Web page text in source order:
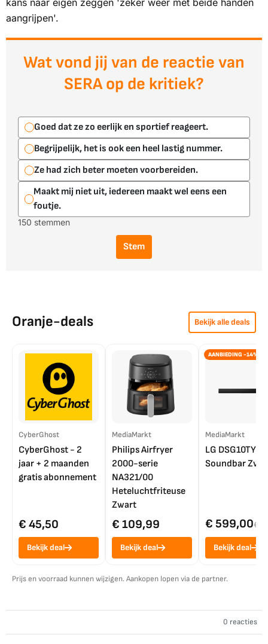
kans naar eigen zeggen 'zeker weer met beide handen
aangrijpen'.
Wat vond jij van de reactie van
SERA op de kritiek?
Goed dat ze zo eerlijk en sportief reageert.
Begrijpelijk, het is ook een heel lastig nummer.
Ze had zich beter moeten voorbereiden.
Maakt mij niet uit, iedereen maakt wel eens een
foutje.
150 stemmen
Stem
Oranje-deals Bekijk alle deals
CyberGhost
CyberGhost - 2
jaar + 2 maanden
gratis abonnement
€ 45,50
Bekijk deal
MediaMarkt
Philips Airfryer
2000-serie
NA321/00
Heteluchtfriteuse
Zwart
€ 109,99
Bekijk deal
AANBIEDING -14%
MediaMarkt
LG DSG10TY
Soundbar
€ 599,00€
Bekijk deal
Prijs en voorraad kunnen wijzigen. Aankopen lopen via de partner.
0 reacties